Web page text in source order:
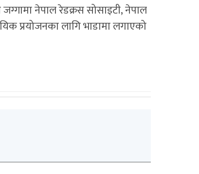
नेपाल रेडक्रस सोसाइटी, नेपाल
प्रयोजनका लागि भाडामा लगाएको